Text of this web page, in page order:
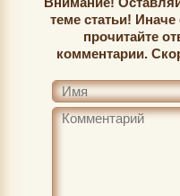
теме статьи!
прочитайте
комментарии.